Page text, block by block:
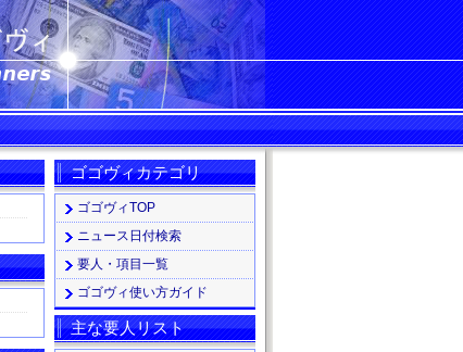
ゴゴヴィカテゴリ
ゴゴヴィTOP
ニュース日付検索
要人・項目一覧
ゴゴヴィ使い方ガイド
主な要人リスト